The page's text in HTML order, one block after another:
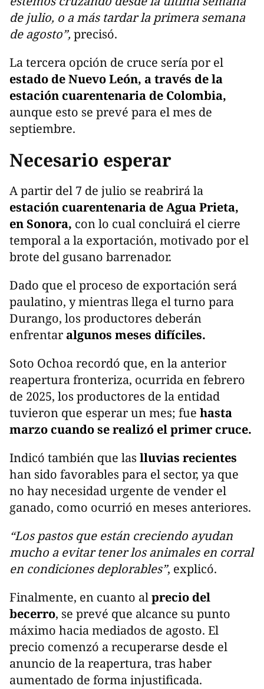
de julio, o a más tardar la primera semana
de agosto”,precisó.
La tercera opción de cruce sería por el
estado de Nuevo León, a través de la
estación cuarentenaria de Colombia,
aunque esto se prevé para el mes de
septiembre.
Necesario esperar
A partir del 7 de julio se reabrirá la
estación cuarentenaria de Agua Prieta,
en Sonora, con lo cual concluirá el cierre
temporal a la exportación, motivado por el
brote del gusano barrenador.
Dado que el proceso de exportación será
paulatino, y mientras llega el turno para
Durango, los productores deberán
enfrentar algunos meses difíciles.
Soto Ochoa recordó que, en la anterior
reapertura fronteriza, ocurrida en febrero
de 2025, los productores de la entidad
tuvieron que esperar un mes; fue hasta
marzo cuando se realizó el primer cruce.
Indicó también que las lluvias recientes
han sido favorables para el sector, ya que
no hay necesidad urgente de vender el
ganado, como ocurrió en meses anteriores.
“Los pastos que están creciendo ayudan
mucho a evitar tener los animales en corral
en condiciones deplorables”, explicó.
Finalmente, en cuanto alprecio del
becerro, se prevé que alcance su punto
máximo hacia mediados de agosto. El
precio comenzó a recuperarse desde el
anuncio de la reapertura, tras haber
aumentado de forma injustificada.